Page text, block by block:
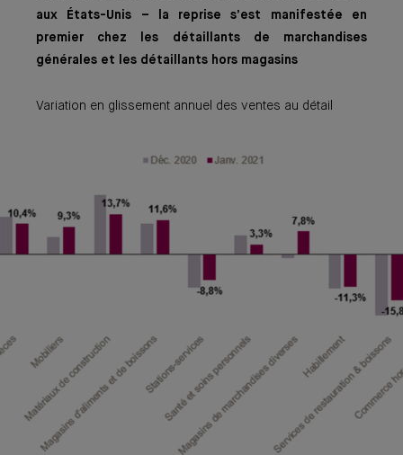
aux États-Unis – la reprise s’est manifestée en
premier chez les détaillants de marchandises
générales et les détaillants hors magasins
Variation en glissement annuel des ventes au détail